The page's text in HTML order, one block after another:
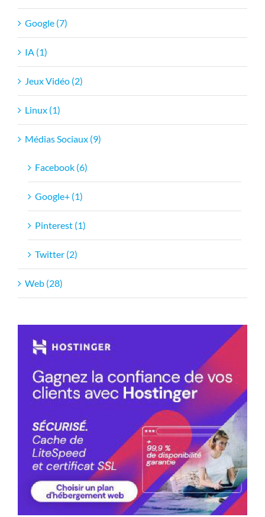
Google (7)
IA (1)
Jeux Vidéo (2)
Linux (1)
Médias Sociaux (9)
Facebook (6)
Google+ (1)
Pinterest (1)
Twitter (2)
Web (28)